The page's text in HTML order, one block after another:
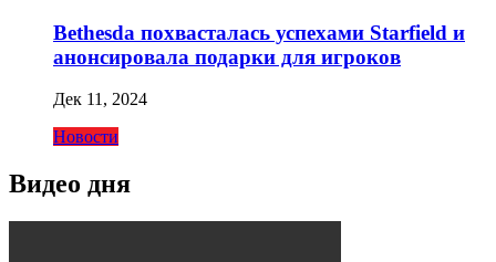
Bethesda похвасталась успехами Starfield и
анонсировала подарки для игроков
Дек 11, 2024
Новости
Видео дня